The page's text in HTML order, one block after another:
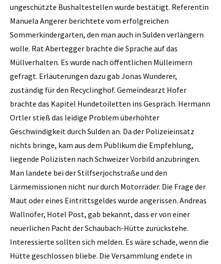
ungeschützte Bushaltestellen wurde bestätigt. Referentin
Manuela Angerer berichtete vom erfolgreichen
Sommerkindergarten, den man auch in Sulden verlängern
wolle. Rat Abertegger brachte die Sprache auf das
Müllverhalten. Es wurde nach öffentlichen Mülleimern
gefragt. Erläuterungen dazu gab Jonas Wunderer,
zuständig für den Recyclinghof. Gemeindearzt Hofer
brachte das Kapitel Hundetoiletten ins Gespräch. Hermann
Ortler stieß das leidige Problem überhöhter
Geschwindigkeit durch Sulden an. Da der Polizeieinsatz
nichts bringe, kam aus dem Publikum die Empfehlung,
liegende Polizisten nach Schweizer Vorbild anzubringen.
Man landete bei der Stilfserjochstraße und den
Lärmemissionen nicht nur durch Motorräder. Die Frage der
Maut oder eines Eintrittsgeldes wurde angerissen. Andreas
Wallnöfer, Hotel Post, gab bekannt, dass er von einer
neuerlichen Pacht der Schaubach-Hütte zurückstehe.
Interessierte sollten sich melden. Es wäre schade, wenn die
Hütte geschlossen bliebe. Die Versammlung endete in